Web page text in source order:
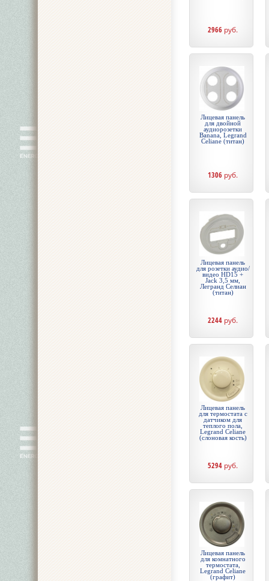
2966 руб.
Лицевая панель
для двойной
аудиорозетки
Banana, Legrand
Celiane (титан)
1306 руб.
Лицевая панель
для розетки аудио/
видео HD15 +
Jack 3,5 мм,
Легранд Селиан
(титан)
2244 руб.
Лицевая панель
для термостата с
датчиком для
теплого пола,
Legrand Celiane
(слоновая кость)
5294 руб.
Лицевая панель
для комнатного
термостата,
Legrand Celiane
(графит)